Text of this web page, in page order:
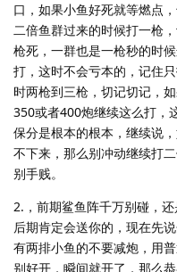
口，如果小鱼好死就等燃点
二倍鱼群过来的时候打一枪
枪死，一群也是一枪秒的时
打，这时不会亏本的，记住
时两枪到三枪，切记切记，
350或者400炮继续这么打，
保分是根本的根本，继续说
不下来，那么别冲动继续打
别手贱。
2.，前期鲨鱼阵千万别碰，
后期肯定会送你的，现在先
有两排小鱼的不要减炮，用
别好开，瞬间就开了，那么